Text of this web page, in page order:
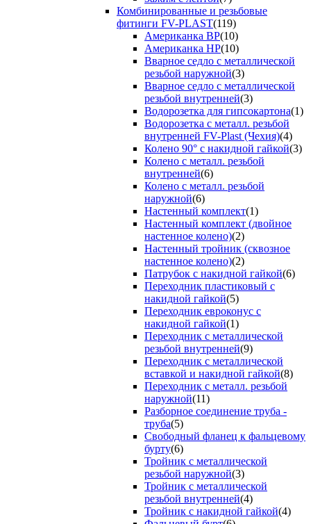
Комбинированные и резьбовые
фитинги FV-PLAST(119)
Американка ВР(10)
Американка НР(10)
Вварное седло с металлической
резьбой наружной(3)
Вварное седло с металлической
резьбой внутренней(3)
Водорозетка для гипсокартона(1)
Водорозетка с металл. резьбой
внутренней FV-Plast (Чехия)(4)
Колено 90° с накидной гайкой(3)
Колено с металл. резьбой
внутренней(6)
Колено с металл. резьбой
наружной(6)
Настенный комплект(1)
Настенный комплект (двойное
настенное колено)(2)
Настенный тройник (сквозное
настенное колено)(2)
Патрубок с накидной гайкой(6)
Переходник пластиковый с
накидной гайкой(5)
Переходник евроконус с
накидной гайкой(1)
Переходник с металлической
резьбой внутренней(9)
Переходник с металлической
вставкой и накидной гайкой(8)
Переходник с металл. резьбой
наружной(11)
Разборное соединение труба -
труба(5)
Свободный фланец к фальцевому
бурту(6)
Тройник с металлической
резьбой наружной(3)
Тройник с металлической
резьбой внутренней(4)
Тройник с накидной гайкой(4)